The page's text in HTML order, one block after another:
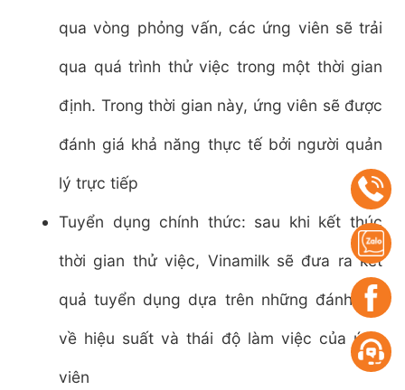
qua vòng phỏng vấn, các ứng viên sẽ trải
qua quá trình thử việc trong một thời gian
định. Trong thời gian này, ứng viên sẽ được
đánh giá khả năng thực tế bởi người quản
lý trực tiếp
Tuyển dụng chính thức: sau khi kết thúc
thời gian thử việc, Vinamilk sẽ đưa ra kết
quả tuyển dụng dựa trên những đánh giá
về hiệu suất và thái độ làm việc của ứng
viên